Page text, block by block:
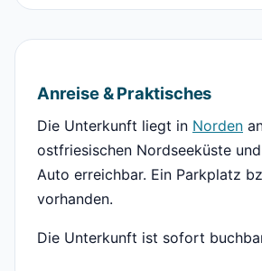
Anreise & Praktisches
Die Unterkunft liegt in Norden
ostfriesischen Nordseeküste
Auto erreichbar. Ein Parkplatz
vorhanden.
Die Unterkunft ist sofort